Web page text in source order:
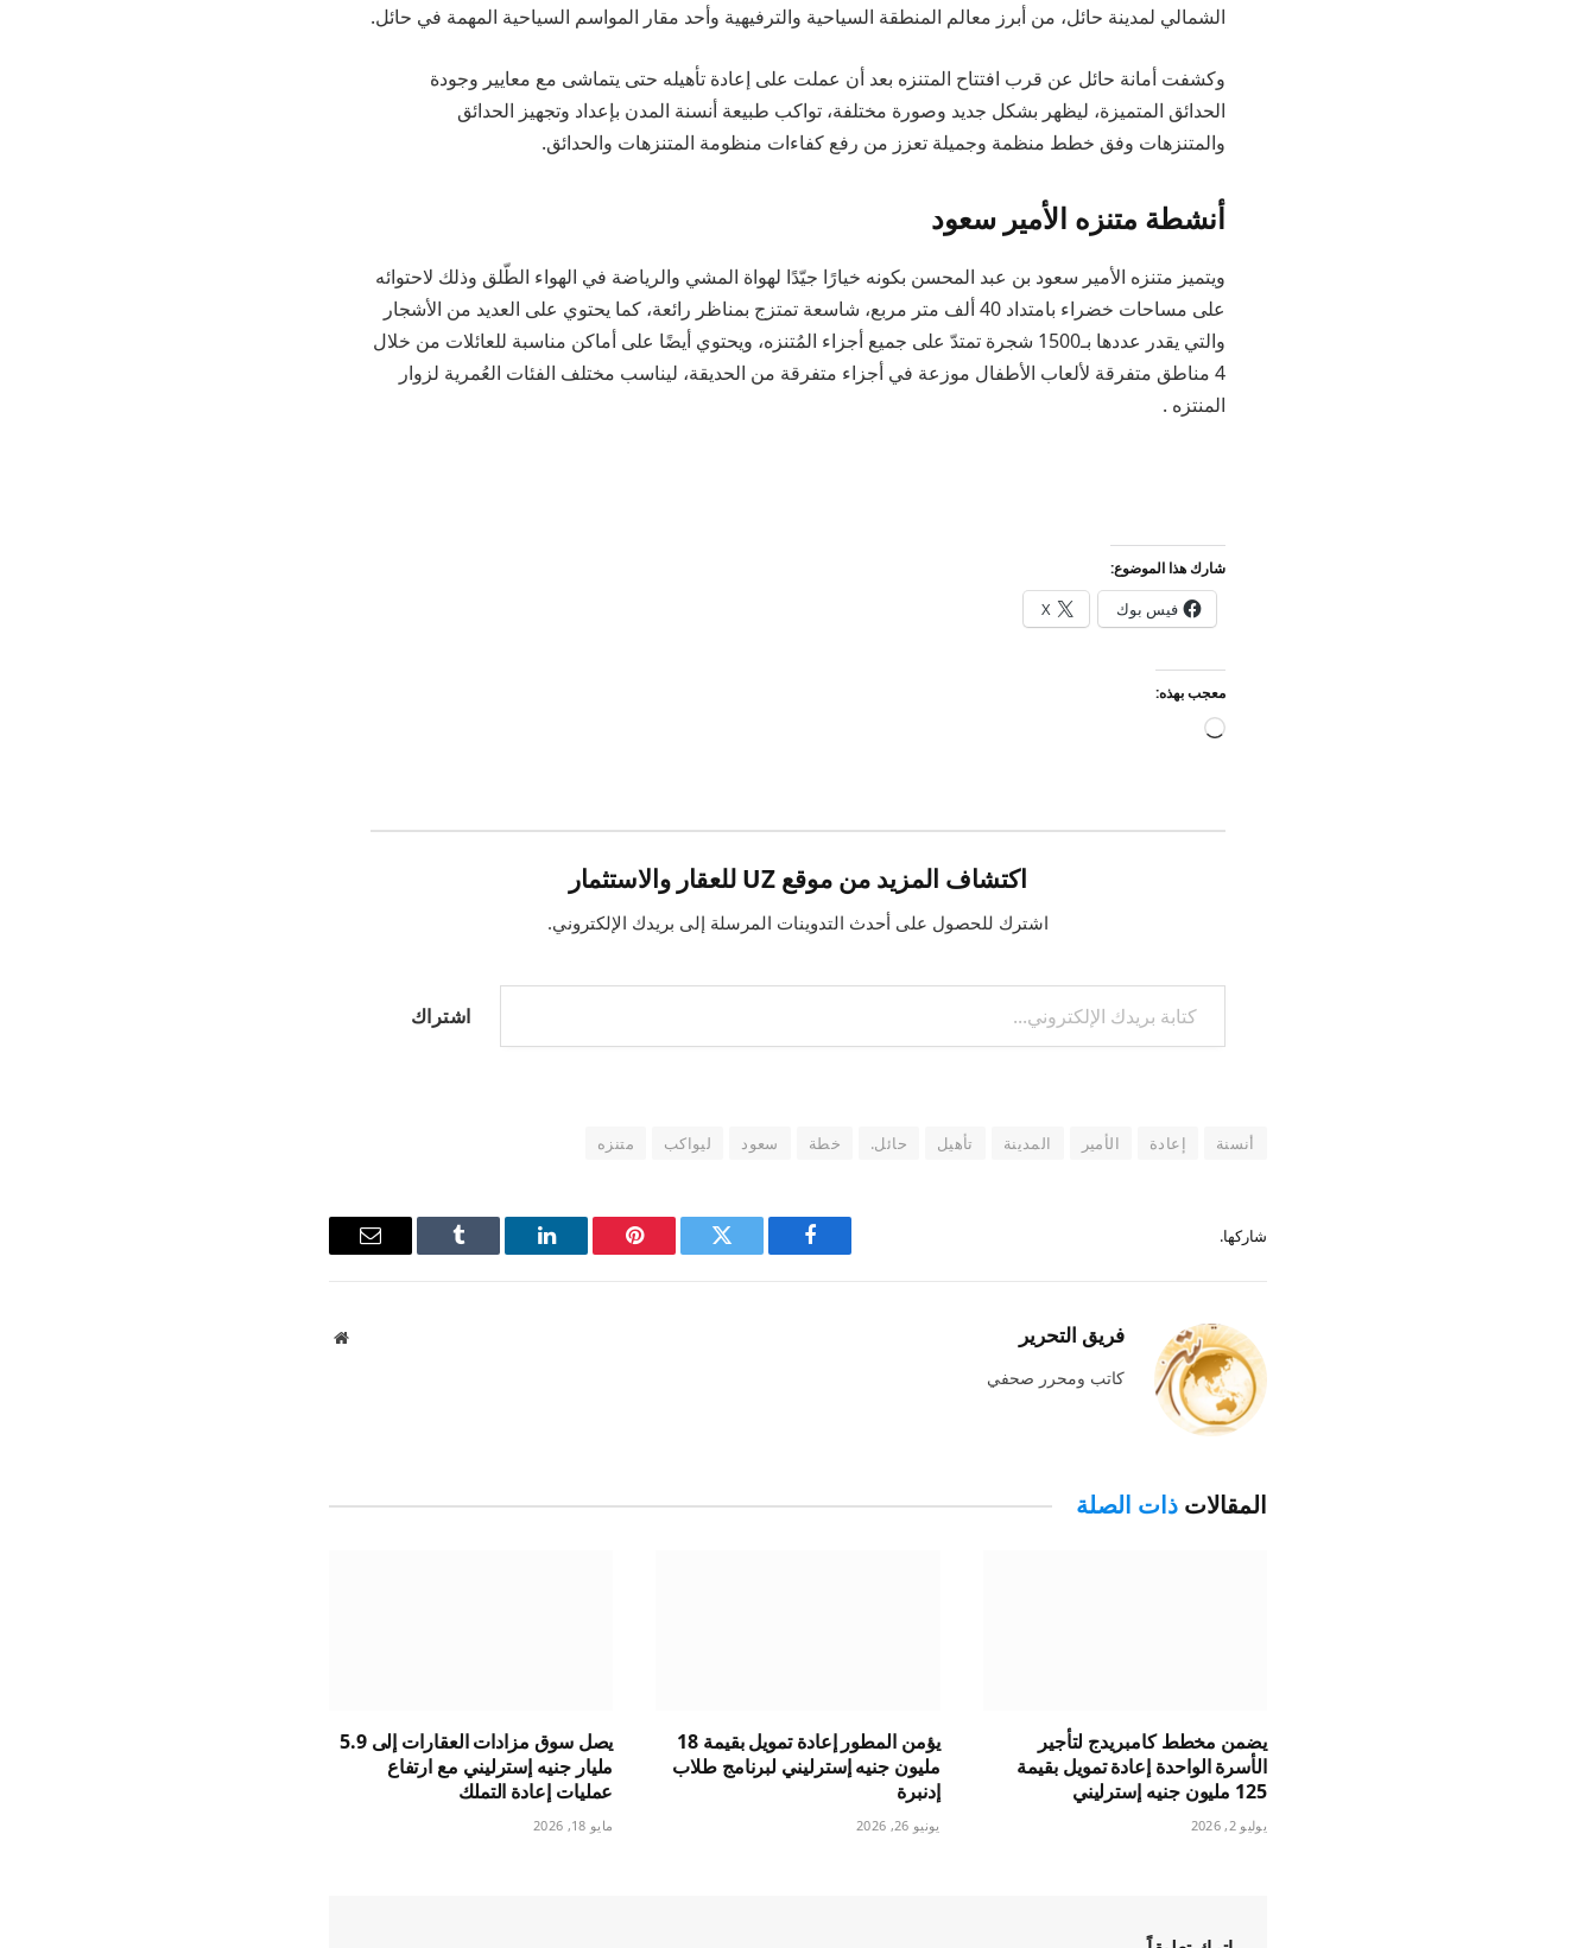
الشمالي لمدينة حائل، من أبرز معالم المنطقة السياحية والترفيهية وأحد مقار المواسم السياحية المهمة في حائل.
وكشفت أمانة حائل عن قرب افتتاح المتنزه بعد أن عملت على إعادة تأهيله حتى يتماشى مع معايير وجودة
الحدائق المتميزة، ليظهر بشكل جديد وصورة مختلفة، تواكب طبيعة أنسنة المدن بإعداد وتجهيز الحدائق
والمتنزهات وفق خطط منظمة وجميلة تعزز من رفع كفاءات منظومة المتنزهات والحدائق.
أنشطة متنزه الأمير سعود
ويتميز متنزه الأمير سعود بن عبد المحسن بكونه خيارًا جيّدًا لهواة المشي والرياضة في الهواء الطّلق وذلك لاحتوائه
على مساحات خضراء بامتداد 40 ألف متر مربع، شاسعة تمتزج بمناظر رائعة، كما يحتوي على العديد من الأشجار
والتي يقدر عددها بـ1500 شجرة تمتدّ على جميع أجزاء المُتنزه، ويحتوي أيضًا على أماكن مناسبة للعائلات من خلال
4 مناطق متفرقة لألعاب الأطفال موزعة في أجزاء متفرقة من الحديقة، ليناسب مختلف الفئات العُمرية لزوار
المنتزه .
شارك هذا الموضوع:
فيس بوك X
معجب بهذه:
جاري
اكتشاف المزيد من موقع UZ للعقار والاستثمار
اشترك للحصول على أحدث التدوينات المرسلة إلى بريدك الإلكتروني.
كتابة بريدك الإلكتروني...
اشتراك
أنسنة إعادة الأمير المدينة تأهيل حائل. خطة سعود ليواكب متنزه
شاركها.
فيسبوك
تويتر بينتيريستلينكدإن Tumblr
البريد
فريق التحرير
موقع
كاتب ومحرر صحفي
المقالاتذات الصلة
يضمن مخطط كامبريدج لتأجير
الأسرة الواحدة إعادة تمويل بقيمة
125 مليون جنيه إسترليني
يوليو 2, 2026
يؤمن المطور إعادة تمويل بقيمة 18
مليون جنيه إسترليني لبرنامج طلاب
إدنبرة
يونيو 26, 2026
يصل سوق مزادات العقارات إلى 5.9
مليار جنيه إسترليني مع ارتفاع
عمليات إعادة التملك
مايو 18, 2026